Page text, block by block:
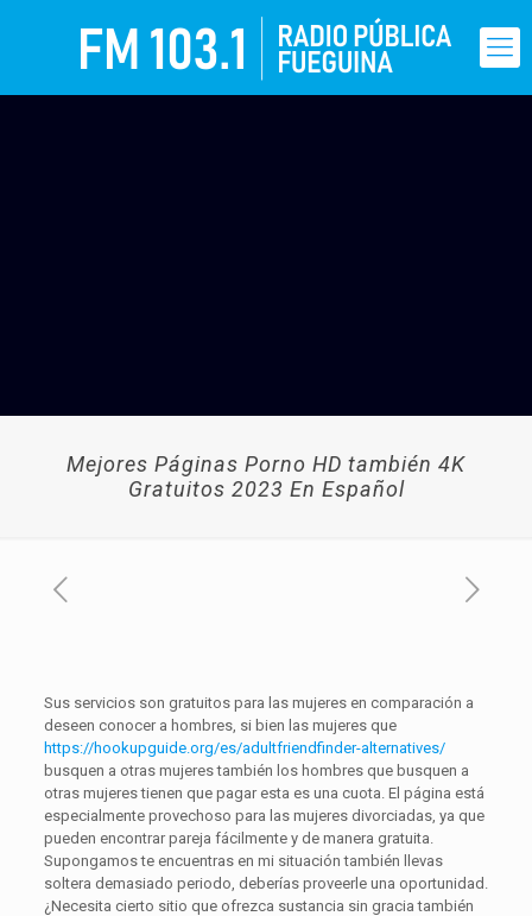
Mejores Páginas Porno HD también 4K
Gratuitos 2023 En Español
Sus servicios son gratuitos para las mujeres en comparación a
deseen conocer a hombres, si bien las mujeres que
https://hookupguide.org/es/adultfriendfinder-alternatives/
busquen a otras mujeres también los hombres que busquen a
otras mujeres tienen que pagar esta es una cuota. El página está
especialmente provechoso para las mujeres divorciadas, ya que
pueden encontrar pareja fácilmente y de manera gratuita.
Supongamos te encuentras en mi situación también llevas
soltera demasiado periodo, deberías proveerle una oportunidad.
¿Necesita cierto sitio que ofrezca sustancia sin gracia también